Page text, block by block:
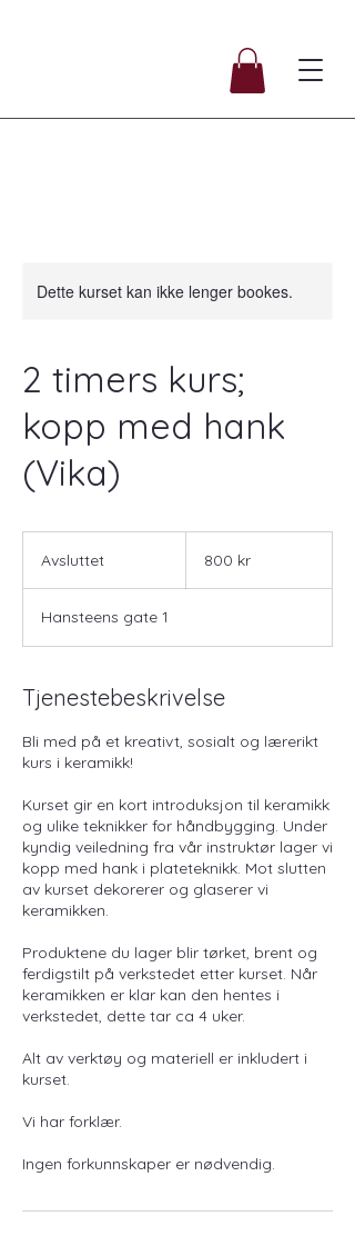
Dette kurset kan ikke lenger bookes.
2 timers kurs;
kopp med hank
(Vika)
Avsluttet
l
u
e
kroner800 kr
Hansteens gate 1
Tjenestebeskrivelse
Bli med på et kreativt, sosialt og lærerikt
kurs i keramikk!
Kurset gir en kort introduksjon til keramikk
og ulike teknikker for håndbygging. Under
kyndig veiledning fra vår instruktør lager vi
kopp med hank i plateteknikk. Mot slutten
av kurset dekorerer og glaserer vi
keramikken.
Produktene du lager blir tørket, brent og
ferdigstilt på verkstedet etter kurset. Når
keramikken er klar kan den hentes i
verkstedet, dette tar ca 4 uker.
Alt av verktøy og materiell er inkludert i
kurset.
Vi har forklær.